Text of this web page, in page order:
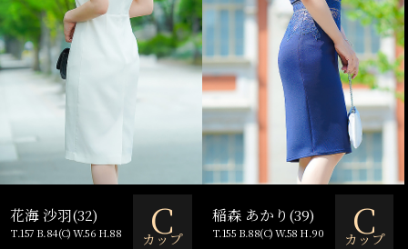
花海 沙羽(32)
T.157 B.84(C) W.56 H.88 C
カップ
稲森 あかり(39)
T.155 B.88(C) W.58 H.90 C
カップ